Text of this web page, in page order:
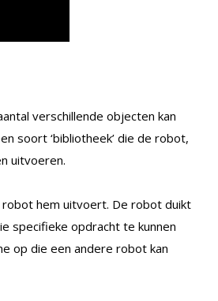
verschillende objecten kan
soort ‘bibliotheek’ die de robot,
uitvoeren.
robot hem uitvoert. De robot duikt
specifieke opdracht te kunnen
op die een andere robot kan